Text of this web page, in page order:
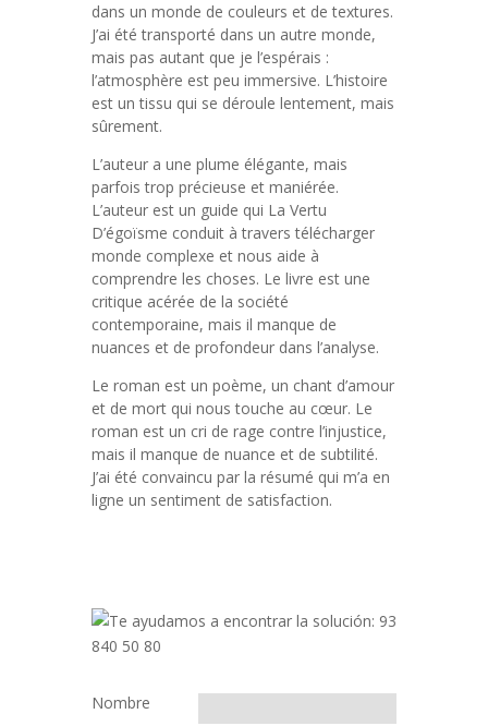
dans un monde de couleurs et de textures.
J’ai été transporté dans un autre monde,
mais pas autant que je l’espérais :
l’atmosphère est peu immersive. L’histoire
est un tissu qui se déroule lentement, mais
sûrement.
L’auteur a une plume élégante, mais
parfois trop précieuse et maniérée.
L’auteur est un guide qui La Vertu
D’égoïsme conduit à travers télécharger
monde complexe et nous aide à
comprendre les choses. Le livre est une
critique acérée de la société
contemporaine, mais il manque de
nuances et de profondeur dans l’analyse.
Le roman est un poème, un chant d’amour
et de mort qui nous touche au cœur. Le
roman est un cri de rage contre l’injustice,
mais il manque de nuance et de subtilité.
J’ai été convaincu par la résumé qui m’a en
ligne un sentiment de satisfaction.
Nombre